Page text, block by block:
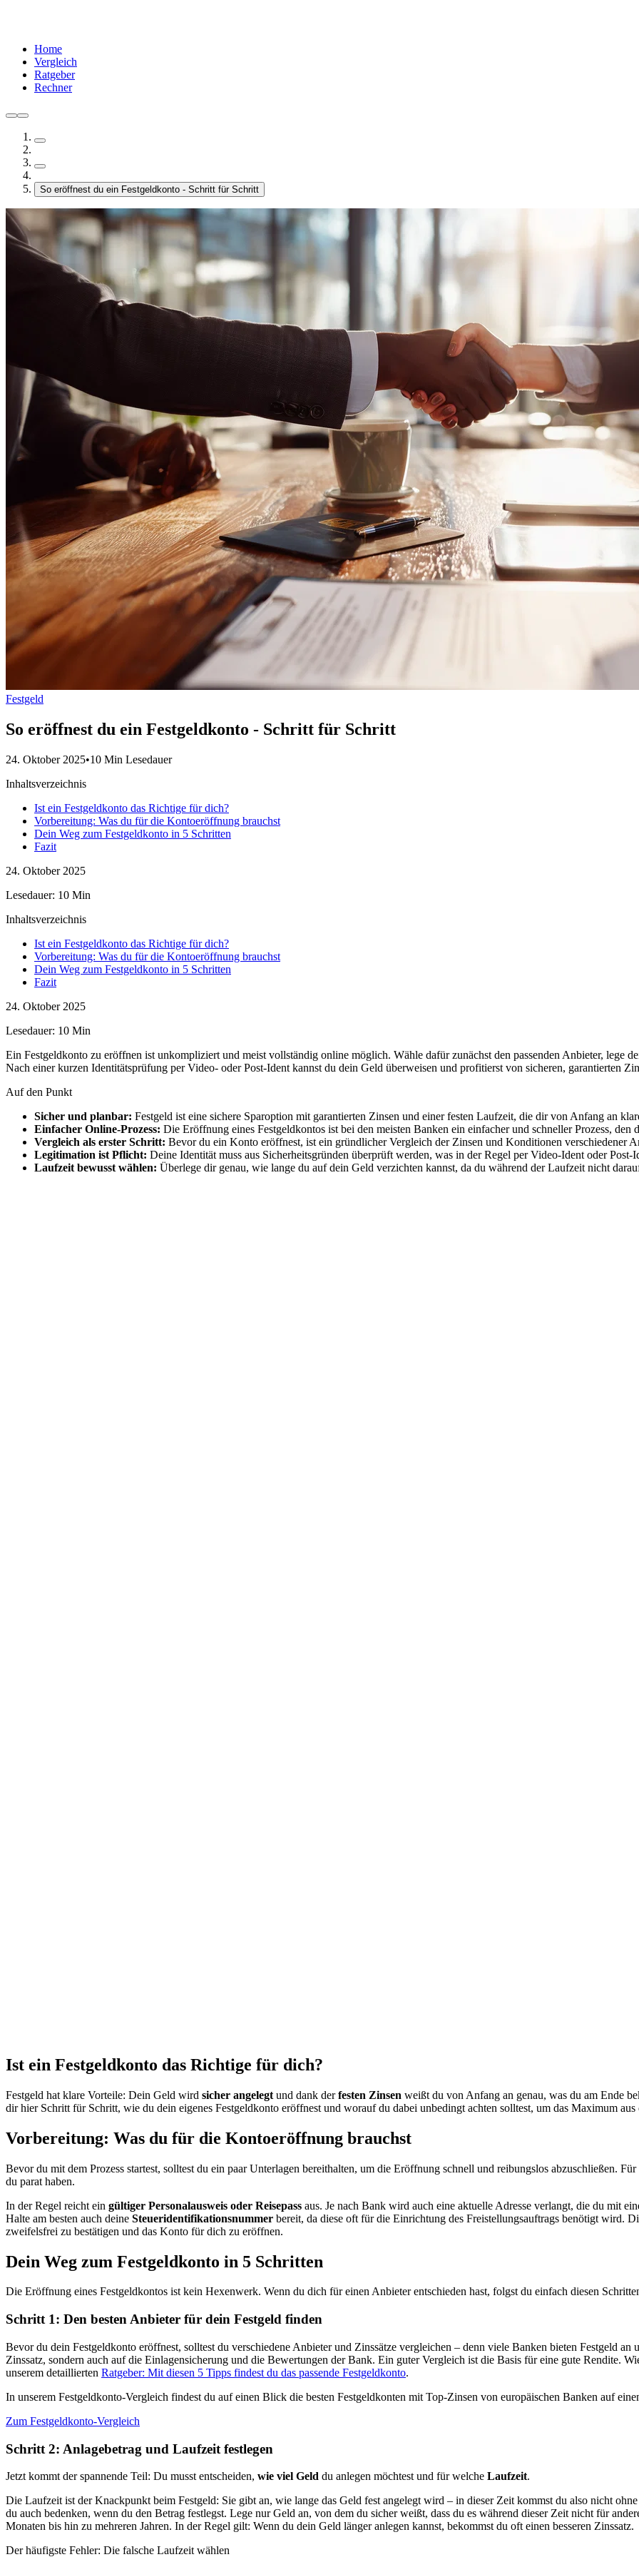
Home
Vergleich
Ratgeber
Rechner
So eröffnest du ein Festgeldkonto - Schritt für Schritt
Festgeld
So eröffnest du ein Festgeldkonto - Schritt für Schritt
24. Oktober 2025•10 Min Lesedauer
Inhaltsverzeichnis
Ist ein Festgeldkonto das Richtige für dich?
Vorbereitung: Was du für die Kontoeröffnung brauchst
Dein Weg zum Festgeldkonto in 5 Schritten
Fazit
24. Oktober 2025
Lesedauer: 10 Min
Inhaltsverzeichnis
Ist ein Festgeldkonto das Richtige für dich?
Vorbereitung: Was du für die Kontoeröffnung brauchst
Dein Weg zum Festgeldkonto in 5 Schritten
Fazit
24. Oktober 2025
Lesedauer: 10 Min
Ein Festgeldkonto zu eröffnen ist unkompliziert und meist vollständig online möglich. Wähle dafür zunächst den passenden Anbieter, lege
Nach einer kurzen Identitätsprüfung per Video- oder Post-Ident kannst du dein Geld überweisen und profitierst von sicheren, garantierten
Auf den Punkt
Sicher und planbar: Festgeld ist eine sichere Sparoption mit garantierten Zinsen und einer festen Laufzeit, die dir von Anfang an
Einfacher Online-Prozess: Die Eröffnung eines Festgeldkontos ist bei den meisten Banken ein einfacher und schneller Prozess, den
Vergleich als erster Schritt: Bevor du ein Konto eröffnest, ist ein gründlicher Vergleich der Zinsen und Konditionen verschiedener
Legitimation ist Pflicht: Deine Identität muss aus Sicherheitsgründen überprüft werden, was in der Regel per Video-Ident oder Post-
Laufzeit bewusst wählen: Überlege dir genau, wie lange du auf dein Geld verzichten kannst, da du während der Laufzeit nicht
Ist ein Festgeldkonto das Richtige für dich?
Festgeld hat klare Vorteile: Dein Geld wird sicher angelegt und dank derfesten Zinsen weißt du von Anfang an genau, was du am Ende
dir hier Schritt für Schritt, wie du dein eigenes Festgeldkonto eröffnest und worauf du dabei unbedingt achten solltest, um das Maximum aus
Vorbereitung: Was du für die Kontoeröffnung brauchst
Bevor du mit dem Prozess startest, solltest du ein paar Unterlagen bereithalten, um die Eröffnung schnell und reibungslos abzuschließen.
du parat haben.
In der Regel reicht ein gültiger Personalausweis oder Reisepass aus. Je nach Bank wird auch eine aktuelle Adresse verlangt, die du mit
Halte am besten auch deine Steueridentifikationsnummer bereit, da diese oft für die Einrichtung des Freistellungsauftrags benötigt wird.
zweifelsfrei zu bestätigen und das Konto für dich zu eröffnen.
Dein Weg zum Festgeldkonto in 5 Schritten
Die Eröffnung eines Festgeldkontos ist kein Hexenwerk. Wenn du dich für einen Anbieter entschieden hast, folgst du einfach diesen
Schritt 1: Den besten Anbieter für dein Festgeld finden
Bevor du dein Festgeldkonto eröffnest, solltest du verschiedene Anbieter und Zinssätze vergleichen – denn viele Banken bieten Festgeld
Zinssatz, sondern auch auf die Einlagensicherung und die Bewertungen der Bank. Ein guter Vergleich ist die Basis für eine gute Rendite.
unserem detaillierten Ratgeber: Mit diesen 5 Tipps findest du das passende Festgeldkonto.
In unserem Festgeldkonto-Vergleich findest du auf einen Blick die besten Festgeldkonten mit Top-Zinsen von europäischen Banken auf
Zum Festgeldkonto-Vergleich
Schritt 2: Anlagebetrag und Laufzeit festlegen
Jetzt kommt der spannende Teil: Du musst entscheiden, wie viel Geld du anlegen möchtest und für welche Laufzeit.
Die Laufzeit ist der Knackpunkt beim Festgeld: Sie gibt an, wie lange das Geld fest angelegt wird – in dieser Zeit kommst du also nicht
du auch bedenken, wenn du den Betrag festlegst. Lege nur Geld an, von dem du sicher weißt, dass du es während dieser Zeit nicht für
Monaten bis hin zu mehreren Jahren. In der Regel gilt: Wenn du dein Geld länger anlegen kannst, bekommst du oft einen besseren Zinssatz.
Der häufigste Fehler: Die falsche Laufzeit wählen